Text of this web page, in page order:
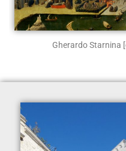
Gherardo Starnina